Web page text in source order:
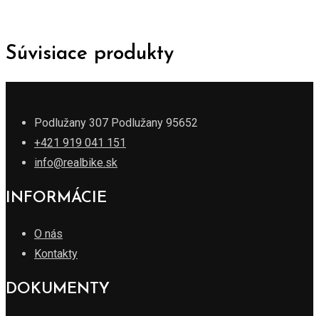
Súvisiace produkty
Podlužany 307 Podlužany 95652
+421 919 041 151
info@realbike.sk
INFORMÁCIE
O nás
Kontakty
DOKUMENTY